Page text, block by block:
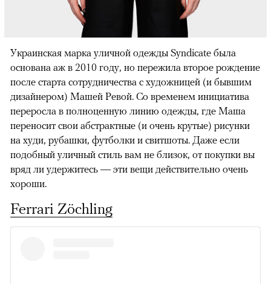
Украинская марка уличной одежды Syndicate была
основана аж в 2010 году, но пережила второе рождение
после старта сотрудничества с художницей (и бывшим
дизайнером) Машей Ревой. Со временем инициатива
переросла в полноценную линию одежды, где Маша
переносит свои абстрактные (и очень крутые) рисунки
на худи, рубашки, футболки и свитшоты. Даже если
подобный уличный стиль вам не близок, от покупки вы
вряд ли удержитесь — эти вещи действительно очень
хороши.
Ferrari Zöchling